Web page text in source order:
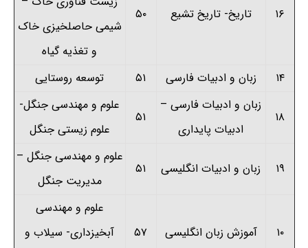
۱۶ تاریخ- تاریخ تشیع ۵۰
شیمی حاصلخیزی خاک
و تغذیه گیاه
۱۴
زبان و ادبیات فارسی ۵۱ توسعه روستایی
۱۸
زبان و ادبیات فارسی –
ادبیات پایداری
۵۱
علوم و مهندسی جنگل-
علوم زیستی جنگل
۱۹ زبان و ادبیات انگلیسی ۵۱
علوم و مهندسی جنگل –
مدیریت جنگل
۱۰ آموزش زبان انگلیسی ۵۷
علوم و مهندسی
آبخیزداری- سیلاب و